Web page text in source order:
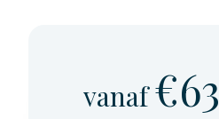
vanaf€63